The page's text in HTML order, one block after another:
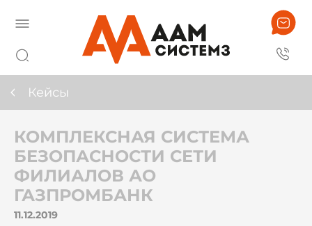
Кейсы
КОМПЛЕКСНАЯ СИСТЕМА
БЕЗОПАСНОСТИ СЕТИ
ФИЛИАЛОВ АО
ГАЗПРОМБАНК
11.12.2019